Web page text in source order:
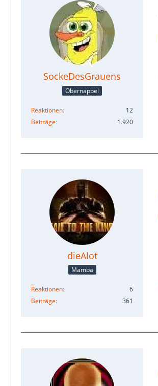
SockeDesGrauens
Obernappel
Reaktionen
12
Beiträge
1.920
dieAlot
Mamba
Reaktionen
6
Beiträge
361